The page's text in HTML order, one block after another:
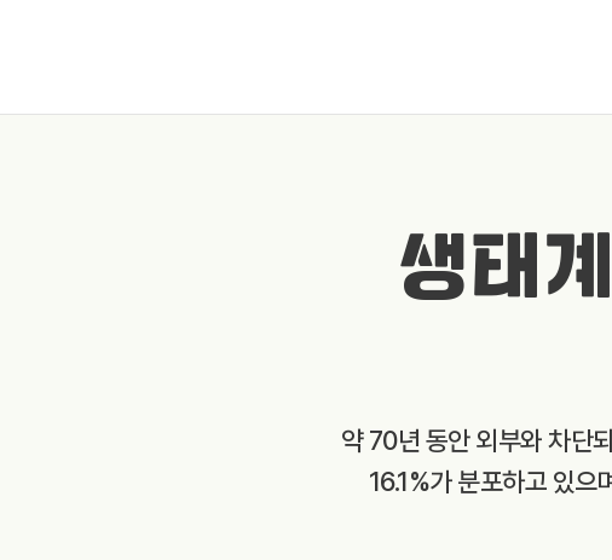
생태
약 70년 동안 외부와 차단
16.1%가 분포하고 있